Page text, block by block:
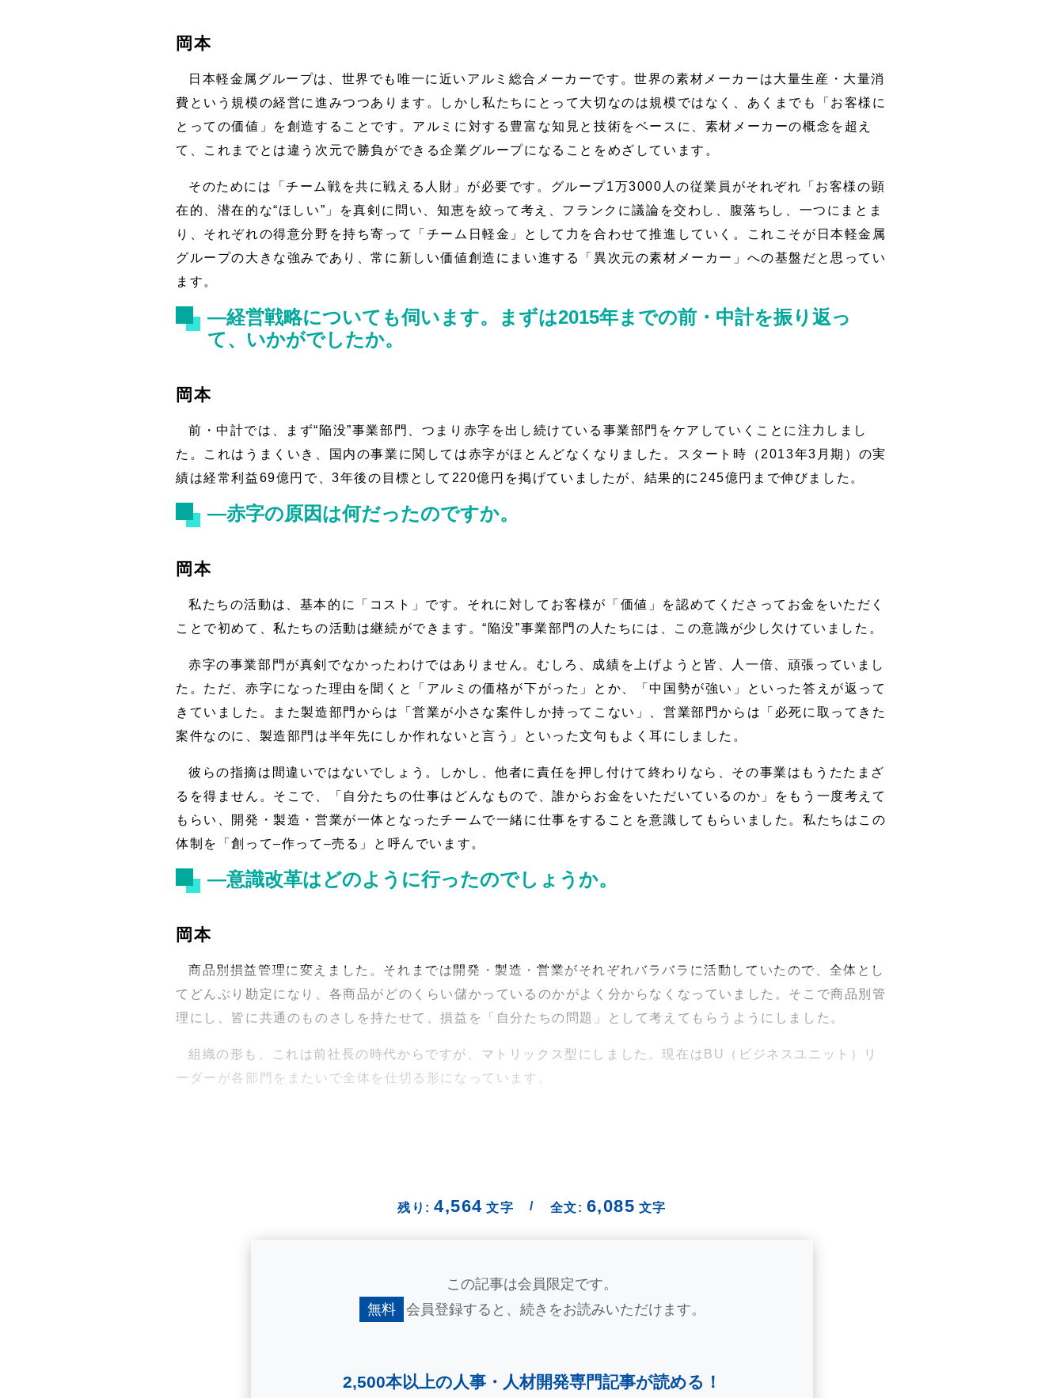
岡本
日本軽金属グループは、世界でも唯一に近いアルミ総合メーカーです。世界の素材メーカーは大量生産・大量消
費という規模の経営に進みつつあります。しかし私たちにとって大切なのは規模ではなく、あくまでも「お客様に
とっての価値」を創造することです。アルミに対する豊富な知見と技術をベースに、素材メーカーの概念を超え
て、これまでとは違う次元で勝負ができる企業グループになることをめざしています。
そのためには「チーム戦を共に戦える人財」が必要です。グループ1万3000人の従業員がそれぞれ「お客様の顕
在的、潜在的な“ほしい”」を真剣に問い、知恵を絞って考え、フランクに議論を交わし、腹落ちし、一つにまとま
り、それぞれの得意分野を持ち寄って「チーム日軽金」として力を合わせて推進していく。これこそが日本軽金属
グループの大きな強みであり、常に新しい価値創造にまい進する「異次元の素材メーカー」への基盤だと思ってい
ます。
―経営戦略についても伺います。まずは2015年までの前・中計を振り返っ
て、いかがでしたか。
岡本
前・中計では、まず“陥没”事業部門、つまり赤字を出し続けている事業部門をケアしていくことに注力しまし
た。これはうまくいき、国内の事業に関しては赤字がほとんどなくなりました。スタート時（2013年3月期）の実
績は経常利益69億円で、3年後の目標として220億円を掲げていましたが、結果的に245億円まで伸びました。
―赤字の原因は何だったのですか。
岡本
私たちの活動は、基本的に「コスト」です。それに対してお客様が「価値」を認めてくださってお金をいただく
ことで初めて、私たちの活動は継続ができます。“陥没”事業部門の人たちには、この意識が少し欠けていました。
赤字の事業部門が真剣でなかったわけではありません。むしろ、成績を上げようと皆、人一倍、頑張っていまし
た。ただ、赤字になった理由を聞くと「アルミの価格が下がった」とか、「中国勢が強い」といった答えが返って
きていました。また製造部門からは「営業が小さな案件しか持ってこない」、営業部門からは「必死に取ってきた
案件なのに、製造部門は半年先にしか作れないと言う」といった文句もよく耳にしました。
彼らの指摘は間違いではないでしょう。しかし、他者に責任を押し付けて終わりなら、その事業はもうたたまざ
るを得ません。そこで、「自分たちの仕事はどんなもので、誰からお金をいただいているのか」をもう一度考えて
もらい、開発・製造・営業が一体となったチームで一緒に仕事をすることを意識してもらいました。私たちはこの
体制を「創って–作って–売る」と呼んでいます。
―意識改革はどのように行ったのでしょうか。
岡本
商品別損益管理に変えました。それまでは開発・製造・営業がそれぞれバラバラに活動していたので、全体とし
てどんぶり勘定になり、各商品がどのくらい儲かっているのかがよく分からなくなっていました。そこで商品別管
理にし、皆に共通のものさしを持たせて、損益を「自分たちの問題」として考えてもらうようにしました。
組織の形も、これは前社長の時代からですが、マトリックス型にしました。現在はBU（ビジネスユニット）リ
ーダーが各部門をまたいで全体を仕切る形になっています。
残り: 4,564 文字 / 全文: 6,085 文字
この記事は会員限定です。
無料
会員登録すると、 続きをお読みいただけます。
2,500本以上の人事・ 人材開発専門記事が読める！